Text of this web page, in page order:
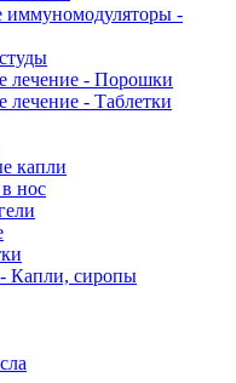
иммуномодуляторы -
лечение - Порошки
лечение - Таблетки
капли
нос
- Капли, сиропы